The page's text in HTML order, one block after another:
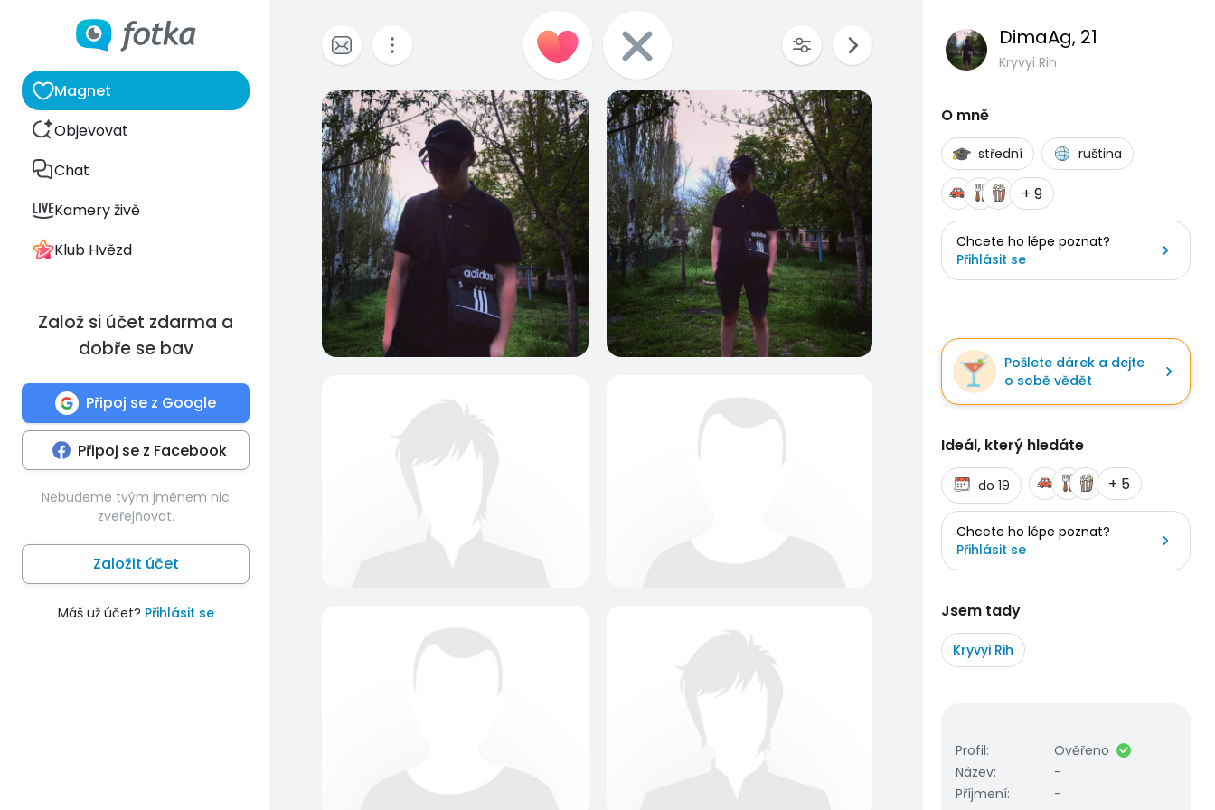
Magnet
Objevovat
Chat
Kamery živě
Klub Hvězd
Založ si účet zdarma a
dobře se bav
Připoj se z Google
Připoj se z Facebook
Nebudeme tvým jménem nic
zveřejňovat.
Založit účet
Máš už účet? Přihlásit se
0 0 0 0
DimaAg, 21
Kryvyi Rih
O mně
střední ruština
+ 9
Chcete ho lépe poznat?
Přihlásit se
Pošlete dárek a dejte
o sobě vědět
Ideál, který hledáte
do 19 + 5
Chcete ho lépe poznat?
Přihlásit se
Jsem tady
Kryvyi Rih
Profil:
Ověřeno
Název:
-
Příjmení:
-